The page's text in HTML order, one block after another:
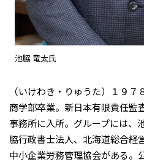
池脇 竜太氏
（いけわき・りゅうた）１９
商学部卒業。新日本有限責任監
事務所に入所。グループには、
脇行政書士法人、北海道総合経
中小企業労務管理協会がある。